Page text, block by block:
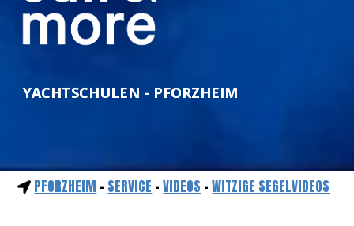
YACHTSCHULEN - PFORZHEIM
PFORZHEIM - SERVICE -VIDEOS -WITZIGE SEGELVIDEOS